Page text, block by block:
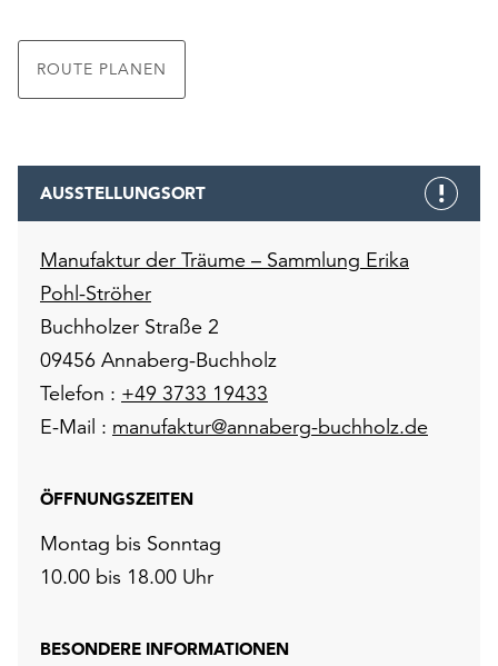
ROUTE PLANEN
AUSSTELLUNGSORT
Manufaktur der Träume – Sammlung Erika
Pohl-Ströher
Buchholzer Straße 2
09456 Annaberg-Buchholz
Telefon : +49 3733 19433
E-Mail : manufaktur@annaberg-buchholz.de
ÖFFNUNGSZEITEN
Montag bis Sonntag
10.00 bis 18.00 Uhr
BESONDERE INFORMATIONEN